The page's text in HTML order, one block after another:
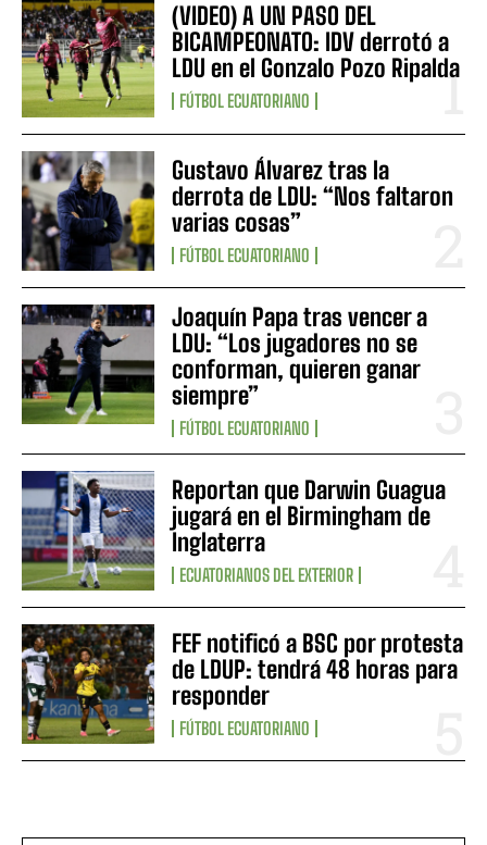
(VIDEO) A UN PASO DEL
BICAMPEONATO: IDV derrotó a
LDU en el Gonzalo Pozo Ripalda
FÚTBOL ECUATORIANO
Gustavo Álvarez tras la
derrota de LDU: “Nos faltaron
varias cosas”
FÚTBOL ECUATORIANO
Joaquín Papa tras vencer a
LDU: “Los jugadores no se
conforman, quieren ganar
siempre”
FÚTBOL ECUATORIANO
Reportan que Darwin Guagua
jugará en el Birmingham de
Inglaterra
ECUATORIANOS DEL EXTERIOR
FEF notificó a BSC por protesta
de LDUP: tendrá 48 horas para
responder
FÚTBOL ECUATORIANO